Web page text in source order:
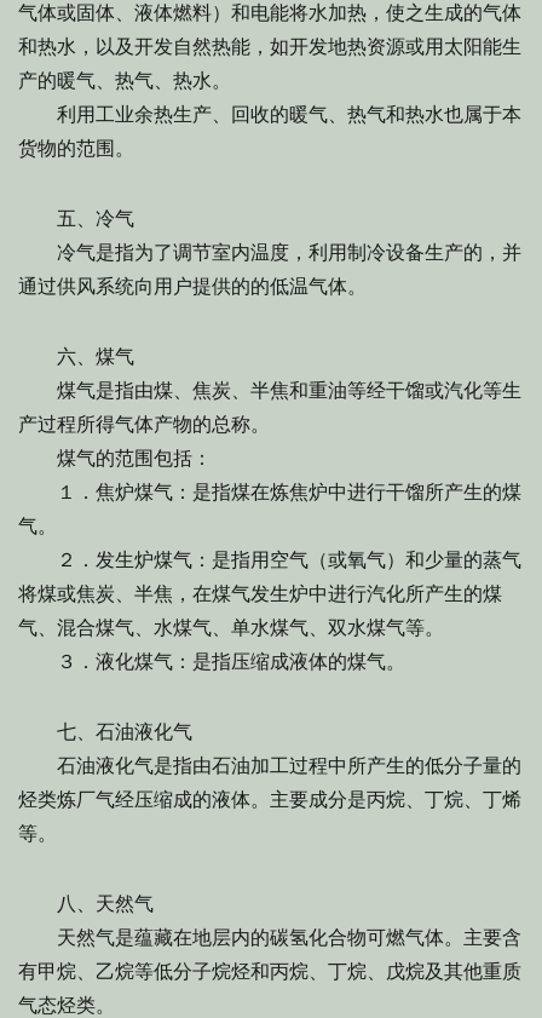
气体或固体、液体燃料）和电能将水加热，使之生成的气体
和热水，以及开发自然热能，如开发地热资源或用太阳能生
产的暖气、热气、热水。
利用工业余热生产、回收的暖气、热气和热水也属于本
货物的范围。
五、冷气
冷气是指为了调节室内温度，利用制冷设备生产的，并
通过供风系统向用户提供的的低温气体。
六、煤气
煤气是指由煤、焦炭、半焦和重油等经干馏或汽化等生
产过程所得气体产物的总称。
煤气的范围包括：
１．焦炉煤气：是指煤在炼焦炉中进行干馏所产生的煤
气。
２．发生炉煤气：是指用空气（或氧气）和少量的蒸气
将煤或焦炭、半焦，在煤气发生炉中进行汽化所产生的煤
气、混合煤气、水煤气、单水煤气、双水煤气等。
３．液化煤气：是指压缩成液体的煤气。
七、石油液化气
石油液化气是指由石油加工过程中所产生的低分子量的
烃类炼厂气经压缩成的液体。主要成分是丙烷、丁烷、丁烯
等。
八、天然气
天然气是蕴藏在地层内的碳氢化合物可燃气体。主要含
有甲烷、乙烷等低分子烷烃和丙烷、丁烷、戊烷及其他重质
气态烃类。